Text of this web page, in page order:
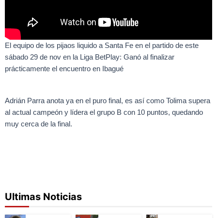
El equipo de los pijaos liquido a Santa Fe en el partido de este
sábado 29 de nov en la Liga BetPlay: Ganó al finalizar
prácticamente el encuentro en Ibagué
Adrián Parra anota ya en el puro final, es así como Tolima supera
al actual campeón y lídera el grupo B con 10 puntos, quedando
muy cerca de la final.
Ultimas Noticias